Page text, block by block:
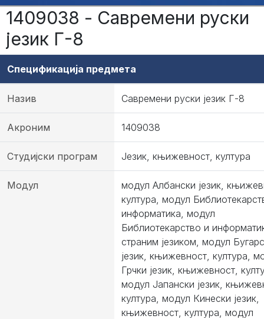
1409038 - Савремени руски
језик Г-8
Спецификација предмета
Назив Савремени руски језик Г-8
Акроним 1409038
Студијски програм Језик, књижевност, култура
Модул
модул Албански језик,
култура, модул
информатика, модул
Библиотекарство и
страним језиком, модул
језик, књижевност, култура,
Грчки језик, књижевност,
модул Јапански језик,
култура, модул Кинески језик,
књижевност, култура, модул